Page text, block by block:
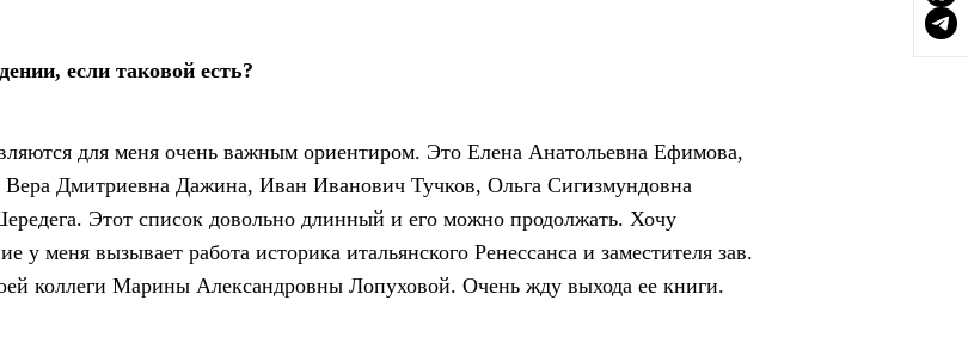
если таковой есть?
для меня очень важным ориентиром. Это Елена Анатольевна Ефимова,
Дмитриевна Дажина, Иван Иванович Тучков, Ольга Сигизмундовна
Этот список довольно длинный и его можно продолжать. Хочу
у меня вызывает работа историка итальянского Ренессанса и заместителя зав.
коллеги Марины Александровны Лопуховой. Очень жду выхода ее книги.